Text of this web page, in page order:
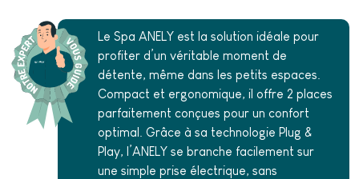
Le Spa ANELY est la solution idéale pour
profiter d’un véritable moment de
détente, même dans les petits espaces.
Compact et ergonomique, il offre 2 places
parfaitement conçues pour un confort
optimal. Grâce à sa technologie Plug &
Play, l’ANELY se branche facilement sur
une simple prise électrique, sans